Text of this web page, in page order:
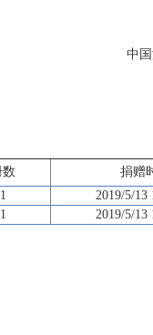
中
数
捐赠
1
2019/5/13
1 2019/5/13